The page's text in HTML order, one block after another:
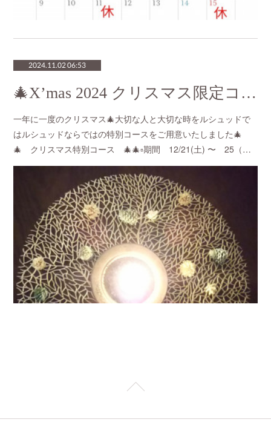
2024.11.02 06:53
🎄X’mas 2024 クリスマス限定コースのご案内🎄
一年に一度のクリスマス🎄大切な人と大切な時をルシュッドで
はルシュッドならではの特別コースをご用意いたしました🎄
🎄 クリスマス特別コース 🎄🎄▫️期間 12/21(土) 〜 25（…